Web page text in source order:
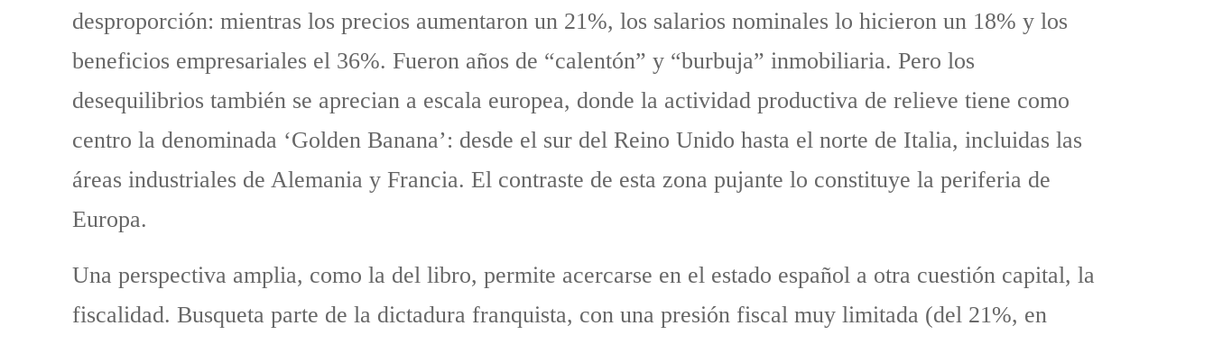
desproporción: mientras los precios aumentaron un 21%, los salarios nominales lo hicieron un 18% y los
beneficios empresariales el 36%. Fueron años de “calentón” y “burbuja” inmobiliaria. Pero los
desequilibrios también se aprecian a escala europea, donde la actividad productiva de relieve tiene como
centro la denominada ‘Golden Banana’: desde el sur del Reino Unido hasta el norte de Italia, incluidas las
áreas industriales de Alemania y Francia. El contraste de esta zona pujante lo constituye la periferia de
Europa.
Una perspectiva amplia, como la del libro, permite acercarse en el estado español a otra cuestión capital, la
fiscalidad. Busqueta parte de la dictadura franquista, con una presión fiscal muy limitada (del 21%, en